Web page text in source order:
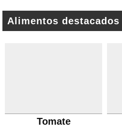
Alimentos destacados
Tomate